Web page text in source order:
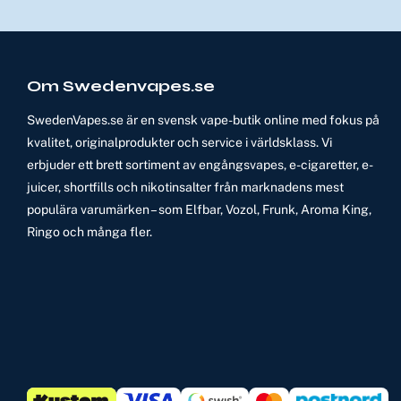
Om Swedenvapes.se
SwedenVapes.se är en svensk vape-butik online med fokus på
kvalitet, originalprodukter och service i världsklass. Vi
erbjuder ett brett sortiment av engångsvapes, e-cigaretter, e-
juicer, shortfills och nikotinsalter från marknadens mest
populära varumärken – som Elfbar, Vozol, Frunk, Aroma King,
Ringo och många fler.